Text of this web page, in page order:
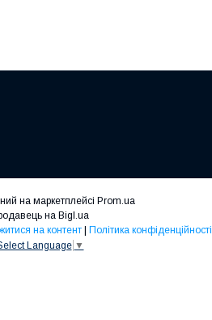
на маркетплейсі Prom.ua
на Bigl.ua
на контент
Політика конфіденційності
Language ▼